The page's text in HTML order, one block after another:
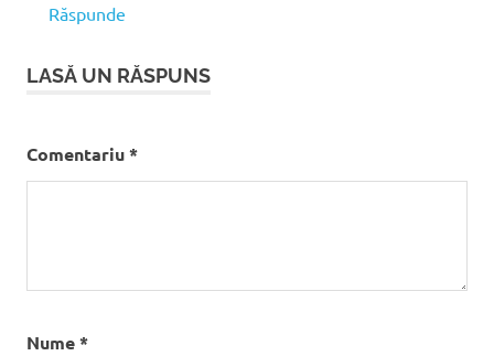
Răspunde
LASĂ UN RĂSPUNS
Comentariu*
Nume*